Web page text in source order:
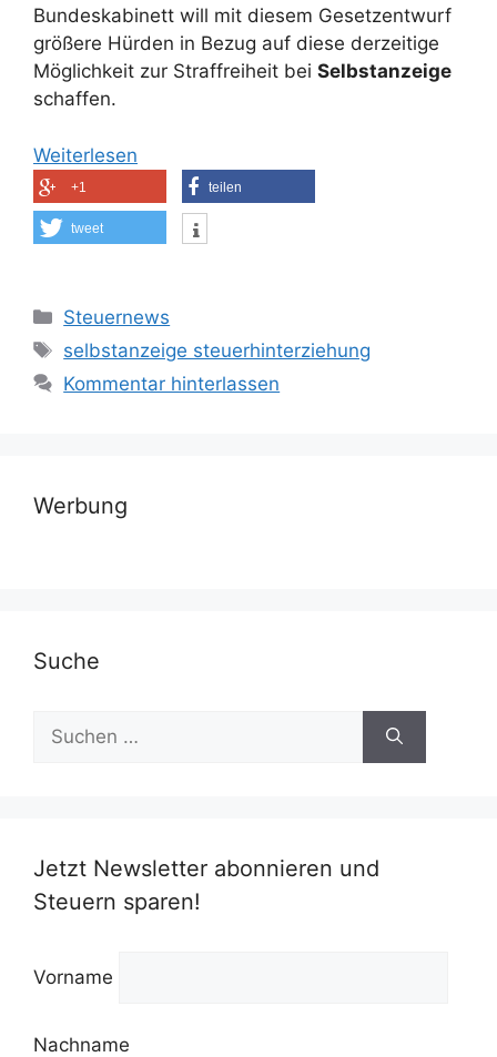
Bundeskabinett will mit diesem Gesetzentwurf
größere Hürden in Bezug auf diese derzeitige
Möglichkeit zur Straffreiheit bei Selbstanzeige
schaffen.
Weiterlesen
+1 teilen
tweet
Kategorien
Steuernews
Schlagwörter
selbstanzeige steuerhinterziehung
Kommentar hinterlassen
Werbung
Suche
nach:
Jetzt Newsletter abonnieren und
Steuern sparen!
Vorname
Nachname